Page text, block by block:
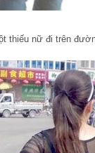
thiếu nữ đi trên